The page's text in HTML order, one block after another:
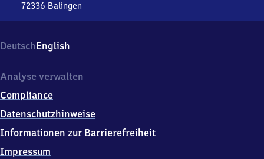
72336 Balingen
45/
1,
2
3
6
DeutschEnglish
Analyse verwalten
Compliance
Datenschutzhinweise
Informationen zur Barrierefreiheit
Impressum